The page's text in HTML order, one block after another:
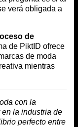
verá obligada a
de
de PiktID ofrece
de moda
mientras
con la
la industria de
perfecto entre